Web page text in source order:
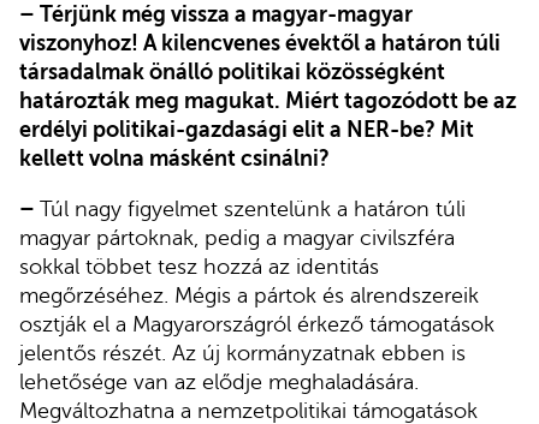
– Térjünk még vissza a magyar-magyar
viszonyhoz! A kilencvenes évektől a határon túli
társadalmak önálló politikai közösségként
határozták meg magukat. Miért tagozódott be az
erdélyi politikai-gazdasági elit a NER-be? Mit
kellett volna másként csinálni?
– Túl nagy figyelmet szentelünk a határon túli
magyar pártoknak, pedig a magyar civilszféra
sokkal többet tesz hozzá az identitás
megőrzéséhez. Mégis a pártok és alrendszereik
osztják el a Magyarországról érkező támogatások
jelentős részét. Az új kormányzatnak ebben is
lehetősége van az elődje meghaladására.
Megváltozhatna a nemzetpolitikai támogatások